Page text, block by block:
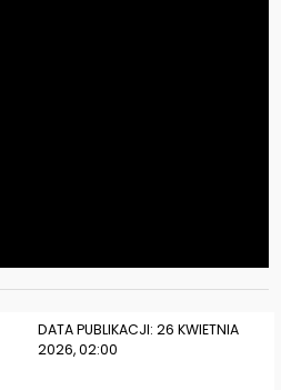
DATA PUBLIKACJI: 26 KWIETNIA
2026, 02:00